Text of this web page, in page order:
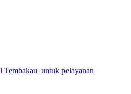
untuk pelayanan